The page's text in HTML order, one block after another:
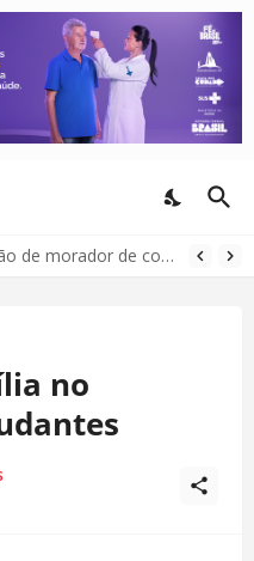
Justiça do DF determina expulsão de morador de condomínio por comportamento antissocial
no